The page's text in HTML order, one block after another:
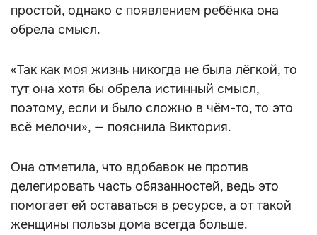
простой, однако с появлением ребёнка она
обрела смысл.
«Так как моя жизнь никогда не была лёгкой, то
тут она хотя бы обрела истинный смысл,
поэтому, если и было сложно в чём-то, то это
всё мелочи», — пояснила Виктория.
Она отметила, что вдобавок не против
делегировать часть обязанностей, ведь это
помогает ей оставаться в ресурсе, а от такой
женщины пользы дома всегда больше.